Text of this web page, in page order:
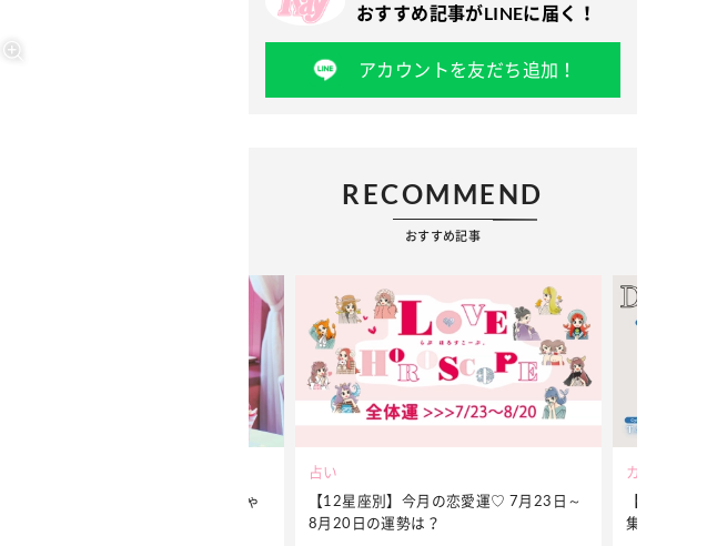
おすすめ記事がLINEに届く！
アカウントを友だち追加！
RECOMMEND
おすすめ記事
【12星座別】今月の恋愛運♡ 7月23日～
カルチャー
【Dリーグ】Ray世代注目のプロダンサー
集団♡ 各チームを彩る「イケメンダンサ
ビューティー
夏だからこ
イクをつく